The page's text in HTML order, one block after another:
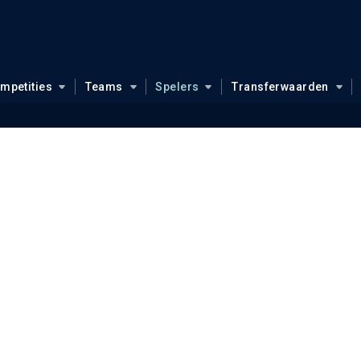
Teams Spelers Transferwaarden